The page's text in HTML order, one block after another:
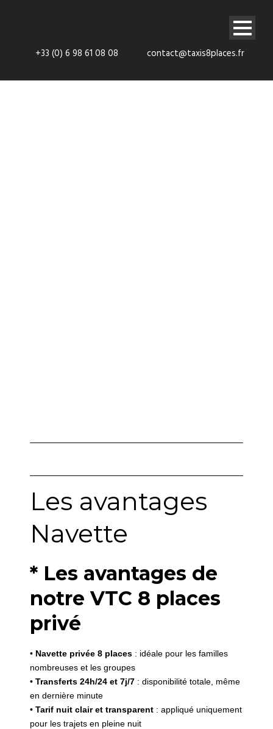
+33 (0) 6 98 61 08 08 contact@taxis8places.fr
Les avantages
Navette
* Les avantages de
notre VTC 8 places
privé
• Navette privée 8 places : idéale pour les familles
nombreuses et les groupes
• Transferts 24h/24 et 7j/7 : disponibilité totale, même
en dernière minute
• Tarif nuit clair et transparent : appliqué uniquement
pour les trajets en pleine nuit